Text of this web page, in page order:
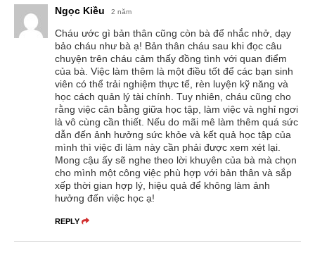
Ngọc Kiều 2 năm
Cháu ước gì bản thân cũng còn bà để nhắc nhở, dạy
bảo cháu như bà ạ! Bản thân cháu sau khi đọc câu
chuyện trên cháu cảm thấy đồng tình với quan điểm
của bà. Việc làm thêm là một điều tốt để các bạn sinh
viên có thể trải nghiệm thực tế, rèn luyện kỹ năng và
học cách quản lý tài chính. Tuy nhiên, cháu cũng cho
rằng việc cân bằng giữa học tập, làm việc và nghỉ ngơi
là vô cùng cần thiết. Nếu do mãi mê làm thêm quá sức
dẫn đến ảnh hưởng sức khỏe và kết quả học tập của
mình thì việc đi làm này cần phải được xem xét lại.
Mong cậu ấy sẽ nghe theo lời khuyên của bà mà chọn
cho mình một công việc phù hợp với bản thân và sắp
xếp thời gian hợp lý, hiệu quả để không làm ảnh
hưởng đến việc học ạ!
REPLY